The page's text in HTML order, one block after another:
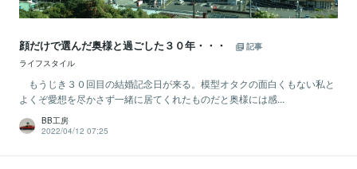
顔だけで選んだ奥様と過ごした３０年・・・
記事
ライフスタイル
もうじき３０回目の結婚記念日が来る。模型オタクの面白くもない私と
よくぞ愛想を尽かさず一緒に居てくれたものだと奥様には感...
BB工房
2022/04/12 07:25